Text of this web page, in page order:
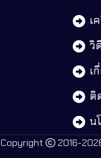
เ
วิ
เ
ติ
น
Copyright 2016-